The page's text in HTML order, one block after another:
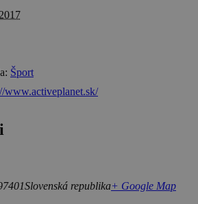
Šport
www.activeplanet.sk/
Slovenská republika+ Google Map